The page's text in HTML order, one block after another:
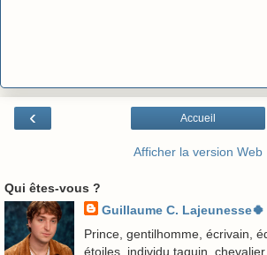
‹ Accueil
Afficher la version Web
Qui êtes-vous ?
Guillaume C. Lajeunesse🍀
Prince, gentilhomme, écrivain,
étoiles, individu taquin,